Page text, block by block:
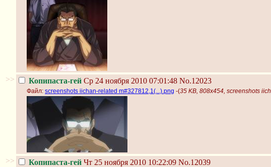
>> Копипаста-гей Ср 24 ноября 2010 07:01:48 No.12023
Файл: screenshots iichan-related m#327812,1(...).png -(35 KB, 808x454, screenshots
>> Копипаста-гей Чт 25 ноября 2010 10:22:09 No.12039